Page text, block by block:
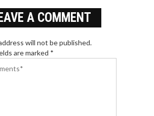
A COMMENT
will not be published.
are marked *